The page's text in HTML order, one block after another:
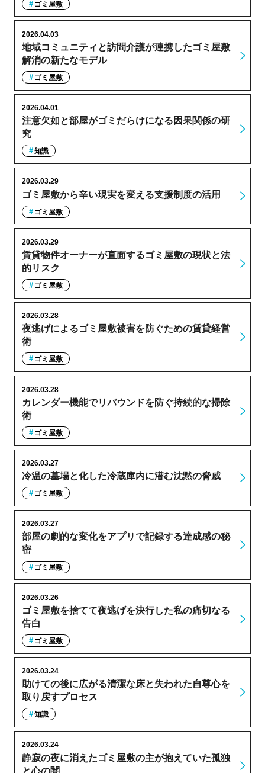
ゴミ屋敷
地域コミュニティと訪問介護が連携したゴミ屋敷
解消の新たなモデル
2026.04.03
ゴミ屋敷
注意欠如と部屋がゴミだらけになる因果関係の研
究
2026.04.01
知識
ゴミ屋敷から辛い現実を変える支援制度の活用
2026.03.29
ゴミ屋敷
賃貸物件オーナーが直面するゴミ屋敷の現状と法
的リスク
2026.03.29
ゴミ屋敷
夜逃げによるゴミ屋敷被害を防ぐための賃貸経営
術
2026.03.28
ゴミ屋敷
カレンダー機能でリバウンドを防ぐ持続的な掃除
術
2026.03.28
ゴミ屋敷
冷温の墓場と化した冷蔵庫内に潜む沈黙の脅威
2026.03.27
ゴミ屋敷
部屋の劇的な変化をアプリで記録する達成感の秘
密
2026.03.27
ゴミ屋敷
ゴミ屋敷を捨てて夜逃げを決行した私の痛切なる
告白
2026.03.26
ゴミ屋敷
助けての後に広がる清潔な床と失われた自尊心を
取り戻すプロセス
2026.03.24
知識
静寂の夜に消えたゴミ屋敷の主が抱えていた孤独
と心の闇
2026.03.24